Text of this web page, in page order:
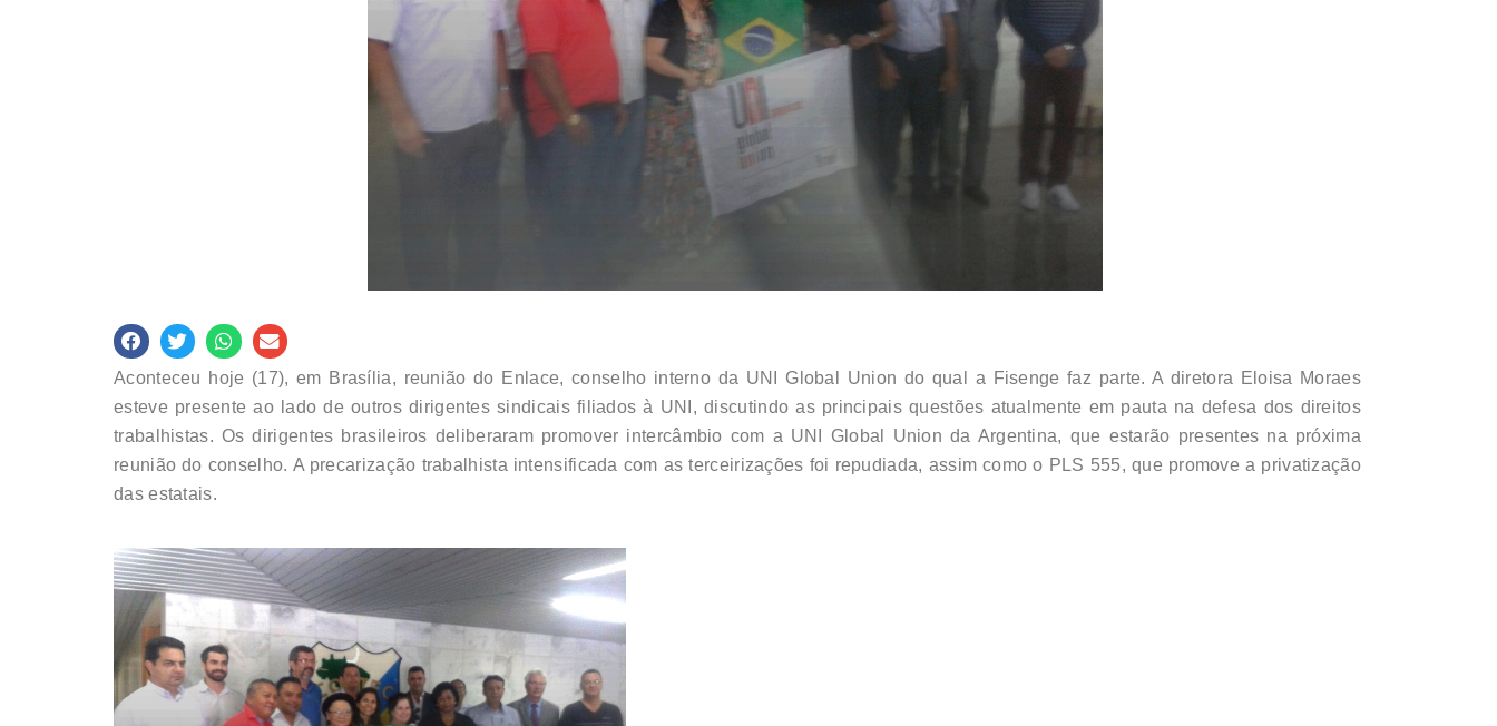
Aconteceu hoje (17), em Brasília, reunião do Enlace, conselho interno da UNI Global Union do qual a Fisenge faz parte. A diretora Eloisa Moraes
esteve presente ao lado de outros dirigentes sindicais filiados à UNI, discutindo as principais questões atualmente em pauta na defesa dos direitos
trabalhistas. Os dirigentes brasileiros deliberaram promover intercâmbio com a UNI Global Union da Argentina, que estarão presentes na próxima
reunião do conselho. A precarização trabalhista intensificada com as terceirizações foi repudiada, assim como o PLS 555, que promove a privatização
das estatais.